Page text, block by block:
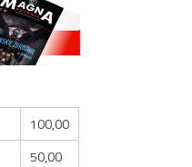
100,00
50,00